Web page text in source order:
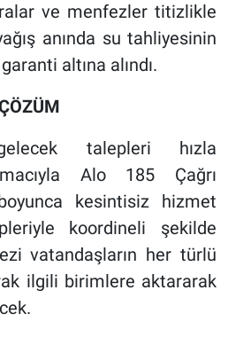
ve menfezler titizlikle
anında su tahliyesinin
altına alındı.
talepleri hızla
Alo 185 Çağrı
kesintisiz hizmet
koordineli şekilde
vatandaşların her türlü
ilgili birimlere aktararak